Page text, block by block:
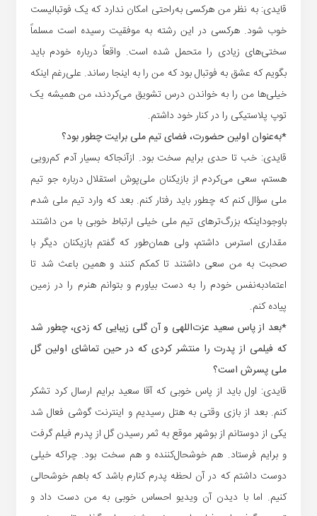
قایدی: به نظر من هرکسی به‌راحتی امکان ندارد که یک فوتبالیست
خوب شود. هرکسی در این رشته به موفقیت رسیده است مسلماً
سختی‌های زیادی را متحمل شده است. واقعاً درباره خودم باید
بگویم که عشق به فوتبال بود که من را به اینجا رساند. علی‌رغم اینکه
خیلی‌ها من را به خواندن درس تشویق می‌کردند، من همیشه یک
توپ پلاستیکی را در کنار خود داشتم.
*به‌عنوان اولین حضورت، فضای تیم ملی برایت چطور بود؟
قایدی: خب تا حدی برایم سخت بود. ازآنجاکه بسیار آدم کم‌رویی
هستم، سعی می‌کردم از بازیکنان ملی‌پوش استقلال درباره جو تیم
ملی سؤال کنم که چطور باید رفتار کنم. بعد که وارد تیم ملی شدم
باوجوداینکه بزرگ‌ترهای تیم ملی خیلی ارتباط خوبی با من داشتند
مقداری استرس داشتم، ولی همان‌طور که گفتم بازیکنان دیگر با
صحبت به من سعی داشتند تا کمکم کنند و همین باعث شد تا
اعتمادبه‌نفس خودم را به دست بیاورم و بتوانم هنرم را در زمین
پیاده کنم.
*بعد از پاس سعید عزت‌اللهی و آن گلی زیبایی که زدی، چطور شد
که فیلمی از پدرت را منتشر کردی که در حین تماشای اولین گل
ملی پسرش است؟
قایدی: اول باید از پاس خوبی که آقا سعید برایم ارسال کرد تشکر
کنم. بعد از بازی وقتی به هتل رسیدیم و اینترنت گوشی فعال شد
یکی از دوستانم از بوشهر موقع به ثمر رسیدن گل از پدرم فیلم گرفت
و برایم فرستاد. هم خوشحال‌کننده و هم سخت بود. چراکه خیلی
دوست داشتم که در آن لحظه پدرم کنارم باشد که باهم خوشحالی
کنیم. اما با دیدن آن ویدیو احساس خوبی به من دست داد و